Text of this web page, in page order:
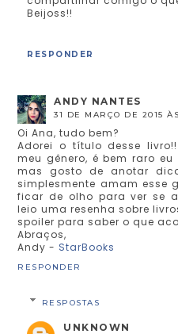
Beijoss!!
RESPONDER
ANDY NANTES
31 DE MARÇO DE 2015
Oi Ana, tudo bem?
Adorei o título desse
meu gênero, é bem raro
mas gosto de anotar
simplesmente amam esse
ficar de olho para ver se
leio uma resenha sobre
spoiler para saber o que
Abraços,
Andy - StarBooks
RESPONDER
RESPOSTAS
UNKNOWN